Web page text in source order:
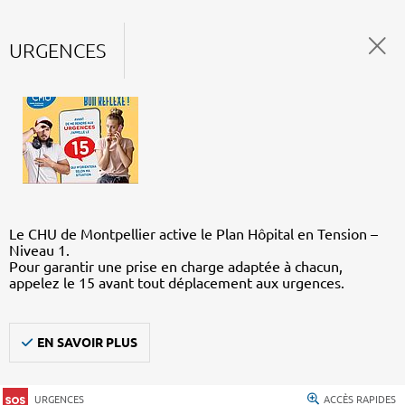
URGENCES
Le CHU de Montpellier active le Plan Hôpital en Tension –
Niveau 1.
Pour garantir une prise en charge adaptée à chacun,
appelez le 15 avant tout déplacement aux urgences.
EN SAVOIR PLUS
URGENCES ACCÈS RAPIDES